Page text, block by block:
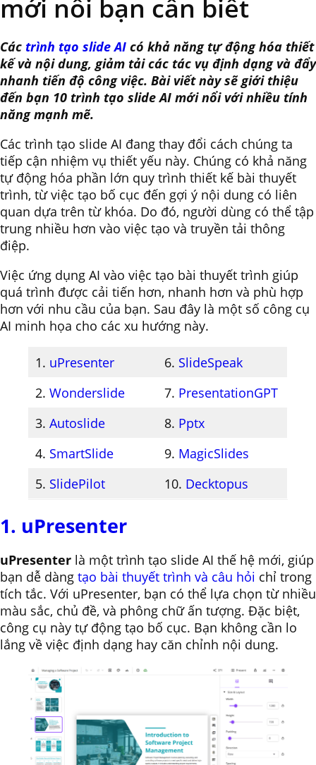
mới nổi bạn cần biết
Các trình tạo slide AI có khả năng tự động hóa thiết
kế và nội dung, giảm tải các tác vụ định dạng và đẩy
nhanh tiến độ công việc. Bài viết này sẽ giới thiệu
đến bạn 10 trình tạo slide AI mới nổi với nhiều tính
năng mạnh mẽ.
Các trình tạo slide AI đang thay đổi cách chúng ta
tiếp cận nhiệm vụ thiết yếu này. Chúng có khả năng
tự động hóa phần lớn quy trình thiết kế bài thuyết
trình, từ việc tạo bố cục đến gợi ý nội dung có liên
quan dựa trên từ khóa. Do đó, người dùng có thể tập
trung nhiều hơn vào việc tạo và truyền tải thông
điệp.
Việc ứng dụng AI vào việc tạo bài thuyết trình giúp
quá trình được cải tiến hơn, nhanh hơn và phù hợp
hơn với nhu cầu của bạn. Sau đây là một số công cụ
AI minh họa cho các xu hướng này.
1. uPresenter 6. SlideSpeak
2. Wonderslide 7. PresentationGPT
3. Autoslide 8. Pptx
4. SmartSlide 9. MagicSlides
5. SlidePilot 10. Decktopus
1. uPresenter
uPresenter là một trình tạo slide AI thế hệ mới, giúp
bạn dễ dàng tạo bài thuyết trình và câu hỏi chỉ trong
tích tắc. Với uPresenter, bạn có thể lựa chọn từ nhiều
màu sắc, chủ đề, và phông chữ ấn tượng. Đặc biệt,
công cụ này tự động tạo bố cục. Bạn không cần lo
lắng về việc định dạng hay căn chỉnh nội dung.